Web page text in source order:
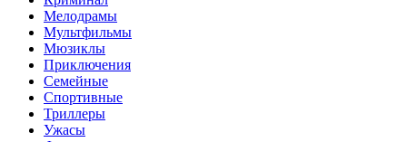
Мелодрамы
Мультфильмы
Мюзиклы
Приключения
Семейные
Спортивные
Триллеры
Ужасы